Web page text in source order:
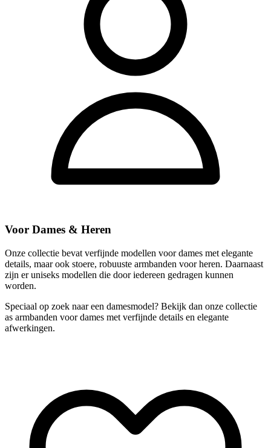
Voor Dames & Heren
Onze collectie bevat verfijnde modellen voor dames met elegante
details, maar ook stoere, robuuste armbanden voor heren. Daarnaast
zijn er uniseks modellen die door iedereen gedragen kunnen
worden.
Speciaal op zoek naar een damesmodel? Bekijk dan onze collectie
as armbanden voor dames met verfijnde details en elegante
afwerkingen.